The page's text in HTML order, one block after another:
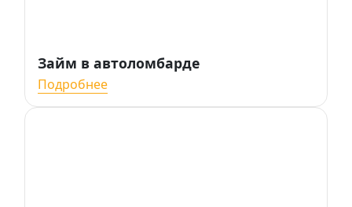
Займ в автоломбарде
Подробнее